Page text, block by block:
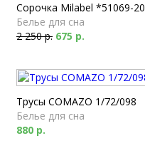
Сорочка Milabel *51069-20
Белье для сна
2 250 р. 675 р.
Трусы COMAZO 1/72/098
Белье для сна
880 р.